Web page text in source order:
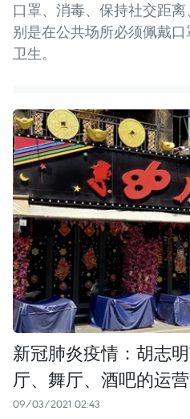
口罩、消毒、保持社交距
别是在公共场所必须佩戴
卫生。
新冠肺炎疫情：胡志
厅、舞厅、酒吧的运
09/03/2021 02:43